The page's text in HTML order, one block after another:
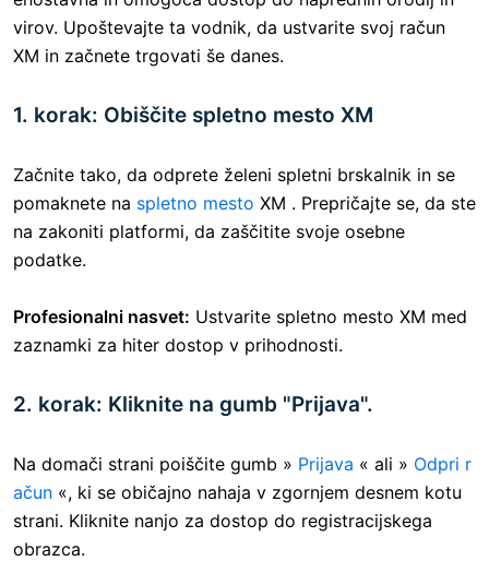
virov. Upoštevajte ta vodnik, da ustvarite svoj račun
XM in začnete trgovati še danes.
1. korak: Obiščite spletno mesto XM
Začnite tako, da odprete želeni spletni brskalnik in se
pomaknete na spletno mesto XM . Prepričajte se, da ste
na zakoniti platformi, da zaščitite svoje osebne
podatke.
Profesionalni nasvet: Ustvarite spletno mesto XM med
zaznamki za hiter dostop v prihodnosti.
2. korak: Kliknite na gumb "Prijava".
Na domači strani poiščite gumb » Prijava « ali » Odpri r
ačun «, ki se običajno nahaja v zgornjem desnem kotu
strani. Kliknite nanjo za dostop do registracijskega
obrazca.